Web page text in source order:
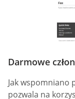
Darmowe
Jak wspomniano
pozwala na